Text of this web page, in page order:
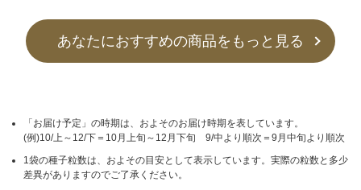
あなたにおすすめの商品をもっと見る
「お届け予定」の時期は、およそのお届け時期を表しています。
(例)10/上～12/下＝10月上旬～12月下旬 9/中より順次＝9月中旬より順次
1袋の種子粒数は、およその目安として表示しています。実際の粒数と多少
差異がありますのでご了承ください。